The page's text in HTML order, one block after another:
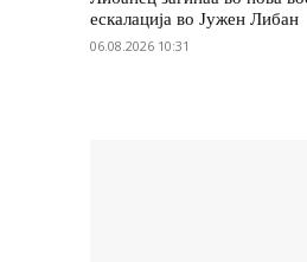
ескалација во Јужен Либан
06.08.2026 10:31